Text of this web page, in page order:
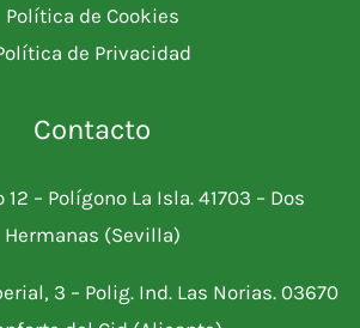
Política de Cookies
de Privacidad
Contacto
– Polígono La Isla. 41703 – Dos
Hermanas (Sevilla)
3 – Polig. Ind. Las Norias. 03670